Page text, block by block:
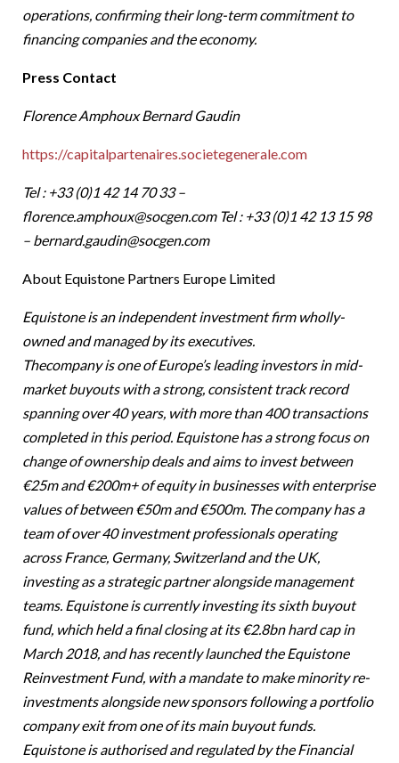
operations, confirming their long-term commitment to
financing companies and the economy.
Press Contact
Florence Amphoux Bernard Gaudin
https://capitalpartenaires.societegenerale.com
Tel : +33 (0)1 42 14 70 33 –
florence.amphoux@socgen.comTel : +33 (0)1 42 13 15 98
– bernard.gaudin@socgen.com
About Equistone Partners Europe Limited
Equistone is an independent investment firm wholly-
owned and managed by its executives.
Thecompany is one of Europe’s leading investors in mid-
market buyouts with a strong, consistent track record
spanning over 40 years, with more than 400 transactions
completed in this period. Equistone has a strong focus on
change of ownership deals and aims to invest between
€25m and €200m+ of equity in businesses with enterprise
values of between €50m and €500m. The company has a
team of over 40 investment professionals operating
across France, Germany, Switzerland and the UK,
investing as a strategic partner alongside management
teams. Equistone is currently investing its sixth buyout
fund, which held a final closing at its €2.8bn hard cap in
March 2018, and has recently launched the Equistone
Reinvestment Fund, with a mandate to make minority re-
investments alongside new sponsors following a portfolio
company exit from one of its main buyout funds.
Equistone is authorised and regulated by the Financial